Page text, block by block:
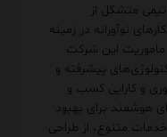
متشکل از
نوآورانه در زمینه
ماموریت این شرکت
پیشرفته و
و کارایی کسب و
هوشمند برای بهبود
خدمات متنوع، از طراحی